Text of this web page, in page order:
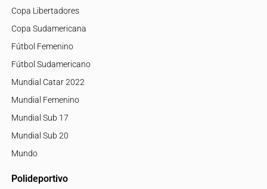
Copa Libertadores
Copa Sudamericana
Fútbol Femenino
Fútbol Sudamericano
Mundial Catar 2022
Mundial Femenino
Mundial Sub 17
Mundial Sub 20
Mundo
Polideportivo